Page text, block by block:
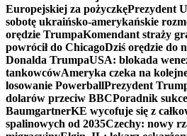
Europejskiej za pożyczkęPrezydent
sobotę ukraińsko-amerykańskie
orędzie TrumpaKomendant straży
powrócił do ChicagoDziś orędzie do
Donalda TrumpaUSA: blokada
tankowcówAmeryka czeka na
losowanie PowerballPrezydent
dolarów przeciw BBCPoradnik
BaumgartnerKE wycofuje się z
spalinowych od 2035Czechy: nowy